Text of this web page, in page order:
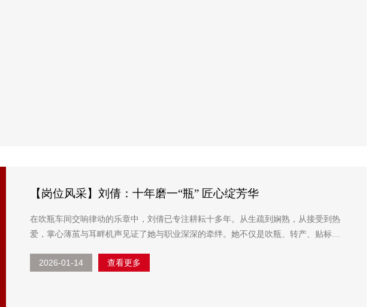
【岗位风采】刘倩：十年磨一“瓶” 匠心绽芳华
在吹瓶车间交响律动的乐章中，刘倩已专注耕耘十多年。从生疏到娴熟，从接受到热
爱，掌心薄茧与耳畔机声见证了她与职业深深的牵绊。她不仅是吹瓶、转产、贴标等
运转的安稳。 于...
2026-01-14 查看更多